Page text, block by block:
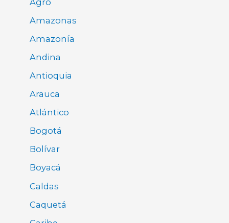
Amazonas
Amazonía
Andina
Antioquia
Arauca
Atlántico
Bogotá
Bolívar
Boyacá
Caldas
Caquetá